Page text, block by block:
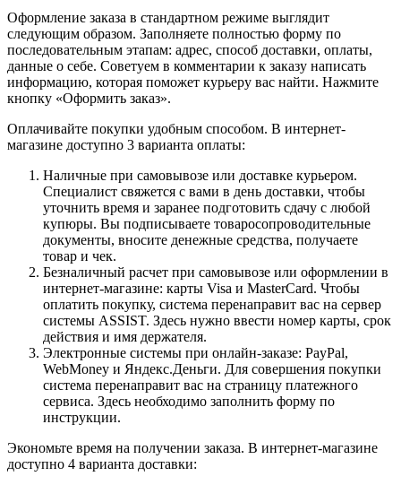
Оформление заказа в стандартном режиме выглядит
следующим образом. Заполняете полностью форму по
последовательным этапам: адрес, способ доставки, оплаты,
данные о себе. Советуем в комментарии к заказу написать
информацию, которая поможет курьеру вас найти. Нажмите
кнопку «Оформить заказ».
Оплачивайте покупки удобным способом. В интернет-
магазине доступно 3 варианта оплаты:
Наличные при самовывозе или доставке курьером.
Специалист свяжется с вами в день доставки, чтобы
уточнить время и заранее подготовить сдачу с любой
купюры. Вы подписываете товаросопроводительные
документы, вносите денежные средства, получаете
товар и чек.
Безналичный расчет при самовывозе или оформлении в
интернет-магазине: карты Visa и MasterCard. Чтобы
оплатить покупку, система перенаправит вас на сервер
системы ASSIST. Здесь нужно ввести номер карты, срок
действия и имя держателя.
Электронные системы при онлайн-заказе: PayPal,
WebMoney и Яндекс.Деньги. Для совершения покупки
система перенаправит вас на страницу платежного
сервиса. Здесь необходимо заполнить форму по
инструкции.
Экономьте время на получении заказа. В интернет-магазине
доступно 4 варианта доставки: